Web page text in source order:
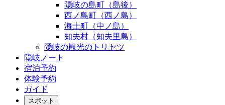
隠岐の島町（島後）
西ノ島町（西ノ島）
海士町（中ノ島）
知夫村（知夫里島）
隠岐の観光のトリセツ
隠岐ノート
宿泊予約
体験予約
ガイド
スポット